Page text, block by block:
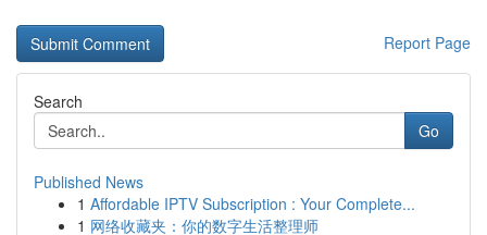
Report Page
Search
Go
Published News
1 Affordable IPTV Subscription : Your Complete...
1 网络收藏夹：你的数字生活整理师